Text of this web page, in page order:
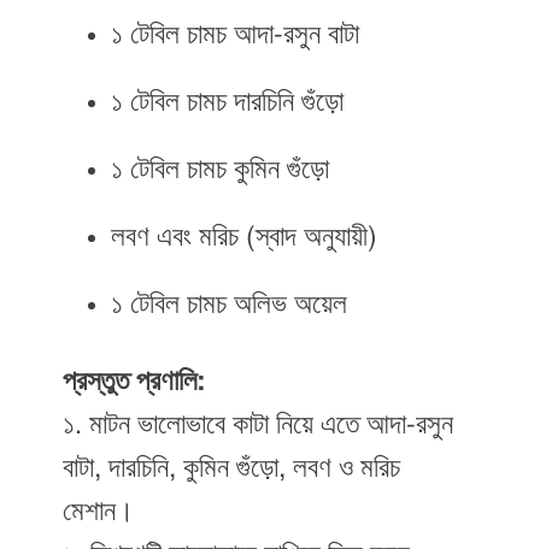
১ টেবিল চামচ আদা-রসুন বাটা
১ টেবিল চামচ দারচিনি গুঁড়ো
১ টেবিল চামচ কুমিন গুঁড়ো
লবণ এবং মরিচ (স্বাদ অনুযায়ী)
১ টেবিল চামচ অলিভ অয়েল
প্রস্তুত প্রণালি:
১. মাটন ভালোভাবে কাটা নিয়ে এতে আদা-রসুন
বাটা, দারচিনি, কুমিন গুঁড়ো, লবণ ও মরিচ
মেশান।